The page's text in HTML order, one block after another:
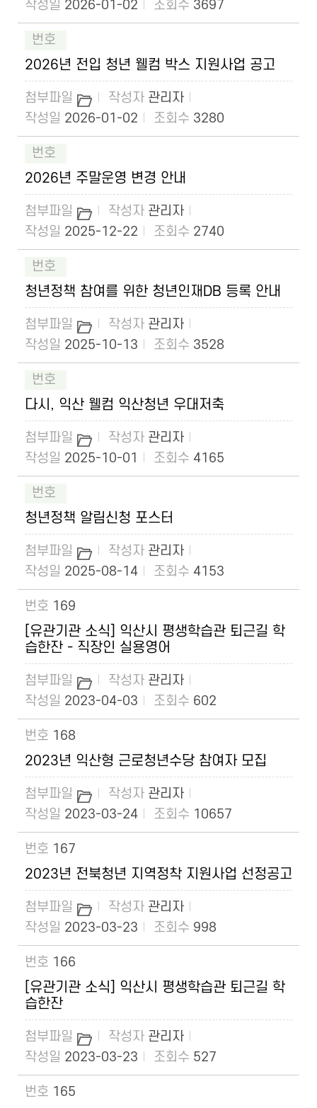
2026-01-02 3697
2026년 전입 청년 웰컴 박스 지원사업 공고
관리자
2026-01-02
3280
2026년 주말운영 변경 안내
관리자
2025-12-22
2740
청년정책 참여를 위한 청년인재DB 등록 안내
관리자
2025-10-13
3528
다시, 익산 웰컴 익산청년 우대저축
관리자
2025-10-01
4165
청년정책 알림신청 포스터
관리자
2025-08-14
4153
169
[유관기관 소식] 익산시 평생학습관 퇴근길 학
습한잔 - 직장인 실용영어
관리자
2023-04-03
602
168
2023년 익산형 근로청년수당 참여자 모집
관리자
2023-03-24
10657
167
2023년 전북청년 지역정착 지원사업 선정공고
관리자
2023-03-23
998
166
[유관기관 소식] 익산시 평생학습관 퇴근길 학
습한잔
관리자
2023-03-23
527
165